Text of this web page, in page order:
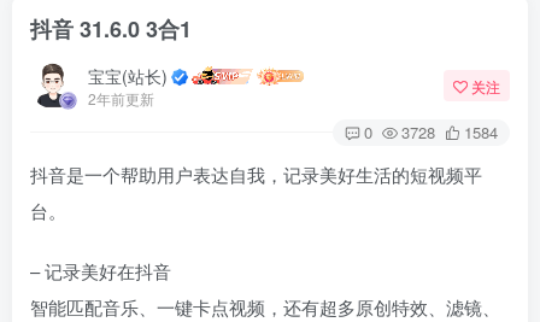
抖音 31.6.0 3合1
宝宝(站长)
2年前更新
关注
0 3728 1584
抖音是一个帮助用户表达自我，记录美好生活的短视频平
台。
– 记录美好在抖音
智能匹配音乐、一键卡点视频，还有超多原创特效、滤镜、